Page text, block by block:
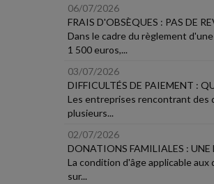
06/07/2026
FRAIS D'OBSÈQUES : PAS DE
Dans le cadre du règlement
1 500 euros,...
03/07/2026
DIFFICULTÉS DE PAIEMENT :
Les entreprises rencontrant des
plusieurs...
02/07/2026
DONATIONS FAMILIALES :
La condition d'âge applicable
sur...